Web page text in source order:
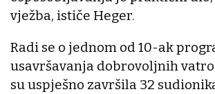
vježba, ističe Heger.
Radi se o jednom od 10-ak
usavršavanja dobrovoljnih
su uspješno završila 32